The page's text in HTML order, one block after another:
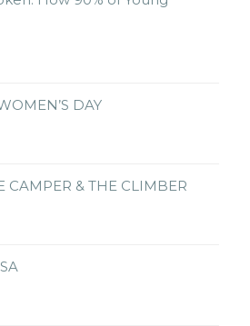
DAY
CAMPER & THE CLIMBER